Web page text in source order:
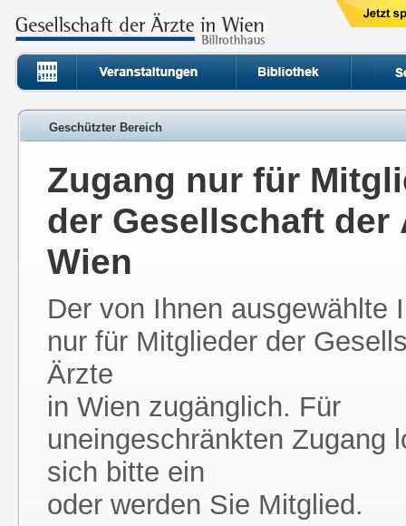
Geschützter Bereich
Zugang nur für
der Gesellschaft der
Wien
Der von Ihnen ausgewählte
nur für Mitglieder der
Ärzte
in Wien zugänglich. Für
uneingeschränkten Zugang
sich bitte ein
oder werden Sie Mitglied.